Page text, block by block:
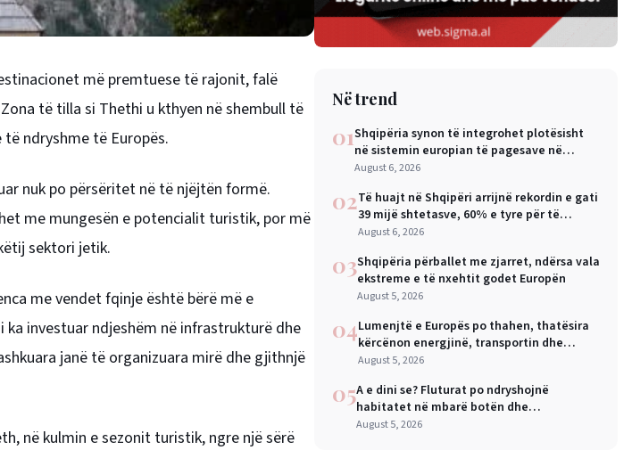
më premtuese të rajonit, falë
të tilla si Thethi u kthyen në shembull të
ndryshme të Europës.
nuk po përsëritet në të njëjtën formë.
me mungesën e potencialit turistik, por më
sektori jetik.
me vendet fqinje është bërë më e
investuar ndjeshëm në infrastrukturë dhe
janë të organizuara mirë dhe gjithnjë
në kulmin e sezonit turistik, ngre një sërë
Në trend
01Shqipëria synon të integrohet plotësisht
në sistemin europian të pagesave në
nëntor, Sejko: Kursime të mëdha për
August 6, 2026
02Të huajt në Shqipëri arrijnë rekordin e gati
39 mijë shtetasve, 60% e tyre për të
punuar
August 6, 2026
03Shqipëria përballet me zjarret, ndërsa vala
ekstreme e të nxehtit godet Europën
August 5, 2026
04Lumenjtë e Europës po thahen, thatësira
kërcënon energjinë, transportin dhe
industrinë
August 5, 2026
05A e dini se? Fluturat po ndryshojnë
habitatet në mbarë botën dhe
shkencëtarët e konsiderojnë këtë një sinjal
August 5, 2026